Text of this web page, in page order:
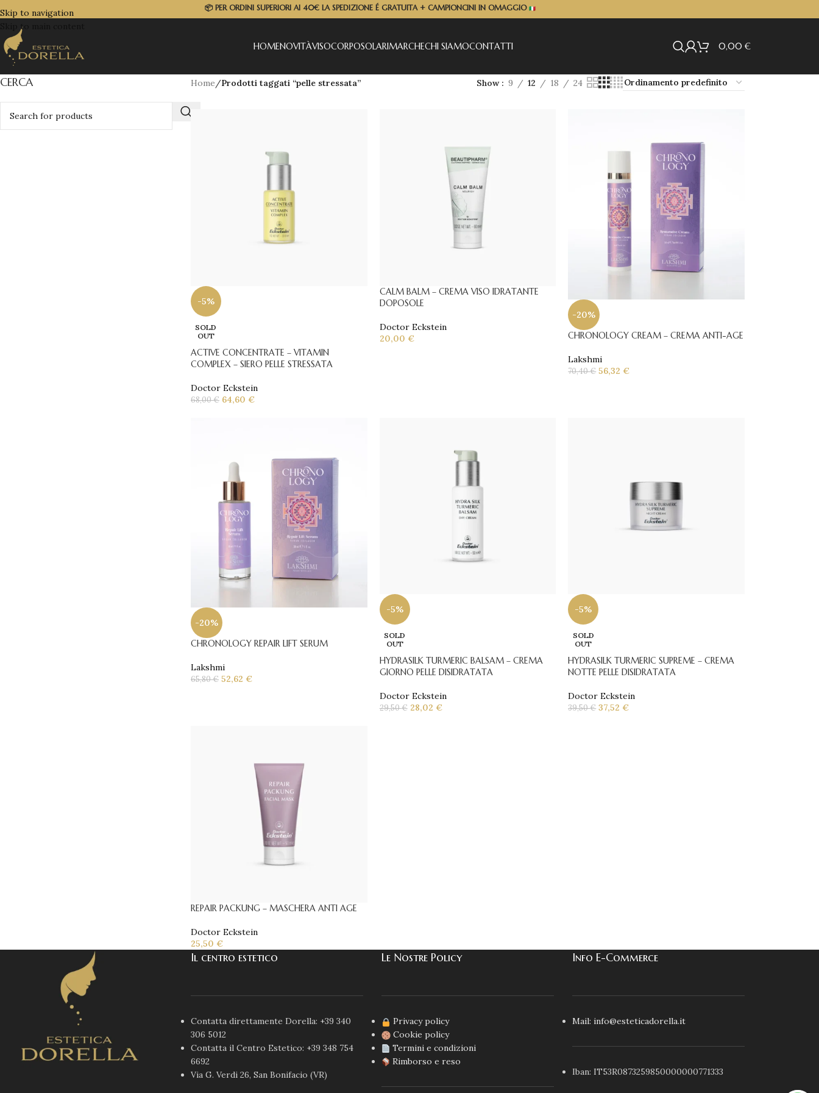
Skip to navigation
Skip to main content
📦 PER ORDINI SUPERIORI AI 40€ LA SPEDIZIONE É GRATUITA + CAMPIONCINI IN OMAGGIO
HOMENOVITÀVISOCORPOSOLARIMARCHECHI SIAMOCONTATTI 0,00 €
CERCA Home /Prodotti taggati “pelle stressata” Show 9 12 18 24
-5%
SOLD
OUT
ACTIVE CONCENTRATE – VITAMIN
COMPLEX – SIERO PELLE STRESSATA
Doctor Eckstein
68,00€ 64,60 €
CALM BALM – CREMA VISO IDRATANTE
DOPOSOLE
Doctor Eckstein
20,00 €
-20%
CHRONOLOGY CREAM – CREMA ANTI-AGE
Lakshmi
70,40€ 56,32€
-20%
CHRONOLOGY REPAIR LIFT SERUM
Lakshmi
65,80€ 52,62 €
-5%
SOLD
OUT
HYDRASILK TURMERIC BALSAM – CREMA
GIORNO PELLE DISIDRATATA
Doctor Eckstein
29,50€ 28,02 €
-5%
SOLD
OUT
HYDRASILK TURMERIC SUPREME – CREMA
NOTTE PELLE DISIDRATATA
Doctor Eckstein
39,50€ 37,52€
REPAIR PACKUNG – MASCHERA ANTI AGE
Doctor Eckstein
25,50 €
Il centro estetico
Contatta direttamente Dorella: +39 340
306 5012
Contatta il Centro Estetico: +39 348 754
6692
Via G. Verdi 26, San Bonifacio (VR)
Le Nostre Policy
Privacy policy
Cookie policy
Termini e condizioni
Rimborso e reso
Info E-Commerce
Mail: info@esteticadorella.it
Iban: IT53R0873259850000000771333